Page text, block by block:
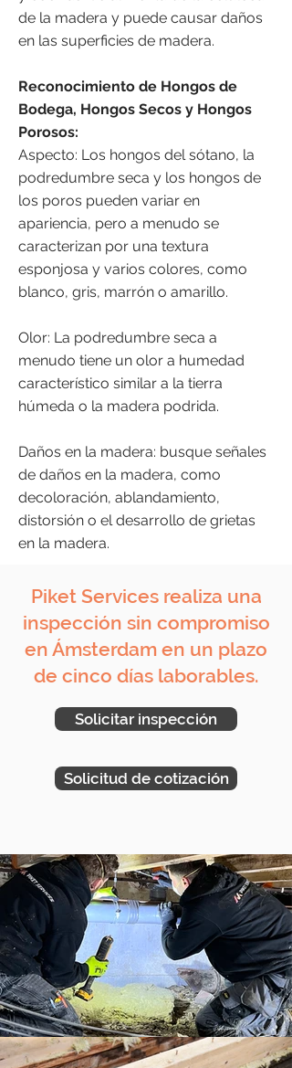
de la madera y puede causar daños
en las superficies de madera.
Reconocimiento de Hongos de
Bodega, Hongos Secos y Hongos
Porosos:
Aspecto: Los hongos del sótano, la
podredumbre seca y los hongos de
los poros pueden variar en
apariencia, pero a menudo se
caracterizan por una textura
esponjosa y varios colores, como
blanco, gris, marrón o amarillo.
Olor: La podredumbre seca a
menudo tiene un olor a humedad
característico similar a la tierra
húmeda o la madera podrida.
Daños en la madera: busque señales
de daños en la madera, como
decoloración, ablandamiento,
distorsión o el desarrollo de grietas
en la madera.
Piket Services realiza una
inspección sin compromiso
en Ámsterdam en un plazo
de cinco días laborables.
Solicitar inspección
Solicitud de cotización